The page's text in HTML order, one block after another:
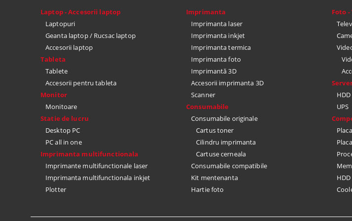
Laptop - Accesorii laptop
Laptopuri
Geanta laptop / Rucsac laptop
Accesorii laptop
Tableta
Tablete
Accesorii pentru tableta
Monitor
Monitoare
Statie de lucru
Desktop PC
PC all in one
Imprimanta multifunctionala
Imprimante multifunctionale laser
Imprimanta multifunctionala inkjet
Plotter
Imprimanta
Imprimanta laser
Imprimanta inkjet
Imprimanta termica
Imprimanta foto
Imprimantă 3D
Accesorii imprimanta 3D
Scanner
Consumabile
Consumabile originale
Cartus toner
Cilindru imprimanta
Cartuse cerneala
Consumabile compatibile
Kit mentenanta
Hartie foto
Foto -
UPS
HDD